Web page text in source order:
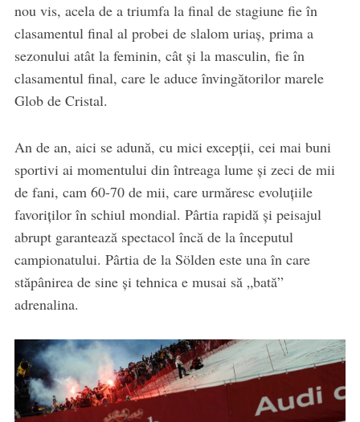
nou vis, acela de a triumfa la final de stagiune fie în
clasamentul final al probei de slalom uriaş, prima a
sezonului atât la feminin, cât şi la masculin, fie în
clasamentul final, care le aduce învingătorilor marele
Glob de Cristal.
An de an, aici se adună, cu mici excepţii, cei mai buni
sportivi ai momentului din întreaga lume şi zeci de mii
de fani, cam 60-70 de mii, care urmăresc evoluţiile
favoriţilor în schiul mondial. Pârtia rapidă şi peisajul
abrupt garantează spectacol încă de la începutul
campionatului. Pârtia de la Sölden este una în care
stăpânirea de sine şi tehnica e musai să „bată”
adrenalina.